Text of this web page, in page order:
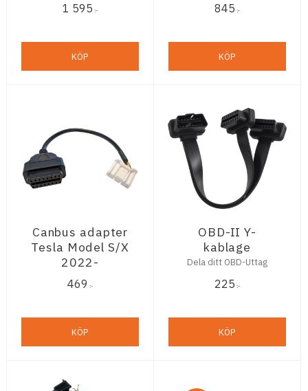
1 595 :-
KÖP
845 :-
KÖP
Canbus adapter
Tesla Model S/X
2022-
469 :-
KÖP
OBD-II Y-
kablage
Dela ditt OBD-Uttag
225 :-
KÖP